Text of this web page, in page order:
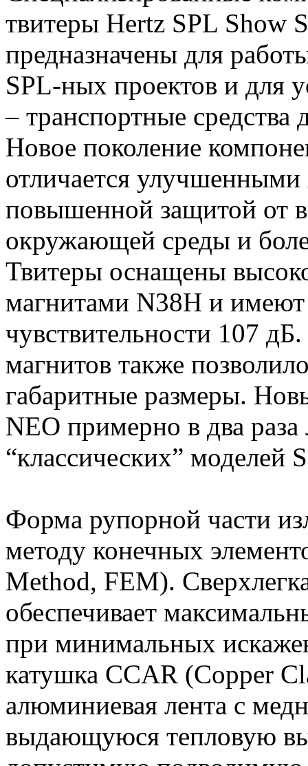
твитеры Hertz SPL Show
предназначены для
SPL-ных проектов и для
– транспортные средства
Новое поколение
отличается улучшенными
повышенной защитой от
окружающей среды и
Твитеры оснащены
магнитами N38H и
чувствительности 107
магнитов также
габаритные размеры.
NEO примерно в два
“классических” моделей
Форма рупорной части
методу конечных
Method, FEM).
обеспечивает
при минимальных
катушка CCAR (Copper
алюминиевая лента с
выдающуюся тепловую